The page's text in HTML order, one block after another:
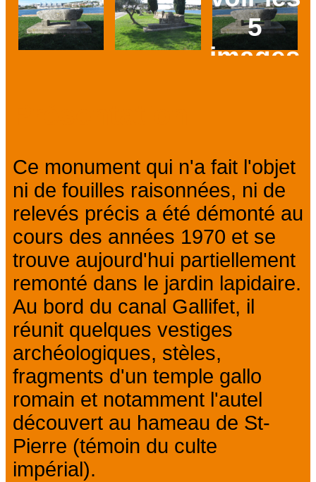
5
images
Ce monument qui n'a fait l'objet
ni de fouilles raisonnées, ni de
relevés précis a été démonté au
cours des années 1970 et se
trouve aujourd'hui partiellement
remonté dans le jardin lapidaire.
Au bord du canal Gallifet, il
réunit quelques vestiges
archéologiques, stèles,
fragments d'un temple gallo
romain et notamment l'autel
découvert au hameau de St-
Pierre (témoin du culte
impérial).